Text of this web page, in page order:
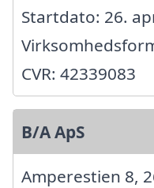
Startdato: 26.
CVR: 42339083
B/A ApS
Amperestien 8,